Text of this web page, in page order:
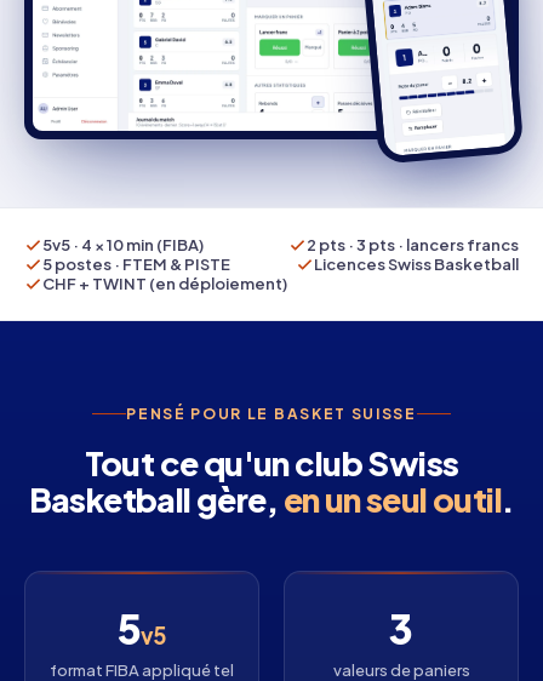
5v5 · 4 × 10 min (FIBA)
2 pts · 3 pts · lancers francs
5 postes · FTEM & PISTE
Licences Swiss Basketball
CHF + TWINT (en déploiement)
PENSÉ POUR LE BASKET SUISSE
Tout ce qu'un club Swiss
Basketball gère, en un seul outil.
5v5
format FIBA appliqué tel
3
valeurs de paniers